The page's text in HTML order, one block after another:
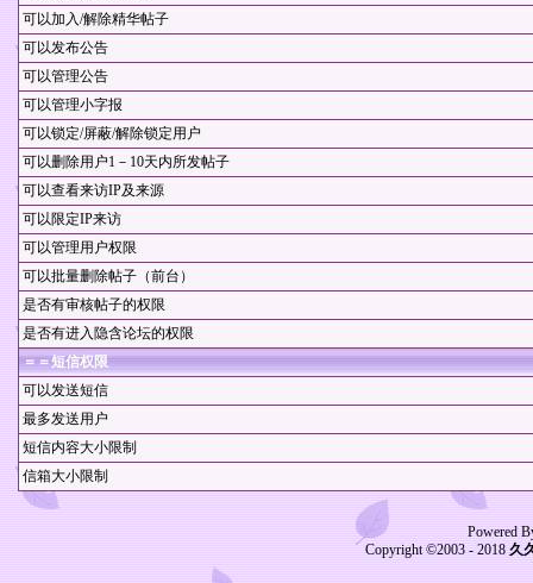
可以加入/解除精华帖子
可以发布公告
可以管理公告
可以管理小字报
可以锁定/屏蔽/解除锁定用户
可以删除用户1－10天内所发帖子
可以查看来访IP及来源
可以限定IP来访
可以管理用户权限
可以批量删除帖子（前台）
是否有审核帖子的权限
是否有进入隐含论坛的权限
＝＝短信权限
可以发送短信
最多发送用户
短信内容大小限制
信箱大小限制
Powered
Copyright ©2003 - 2018 久